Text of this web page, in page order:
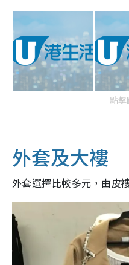
點
外套及大褸
外套選擇比較多元，由皮